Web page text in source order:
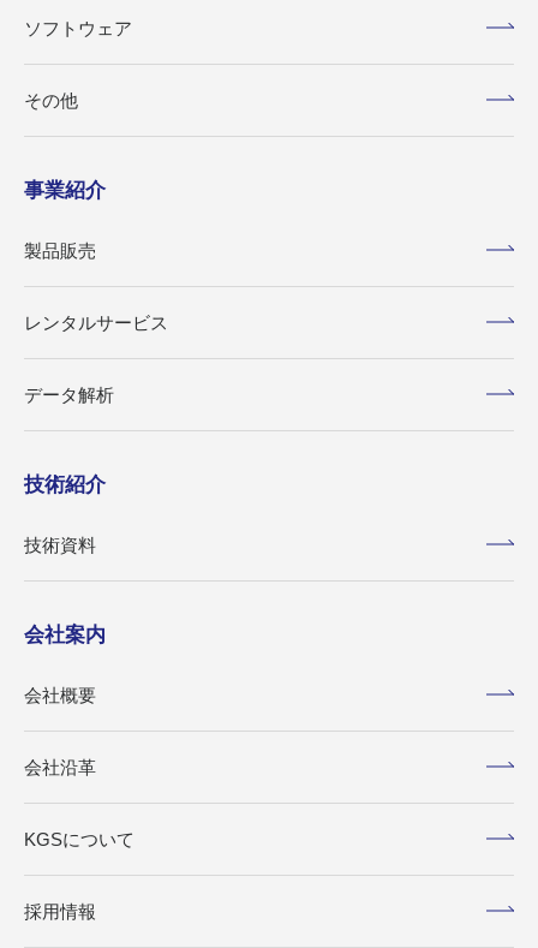
ソフトウェア
その他
事業紹介
製品販売
レンタルサービス
データ解析
技術紹介
技術資料
会社案内
会社概要
会社沿革
KGSについて
採用情報